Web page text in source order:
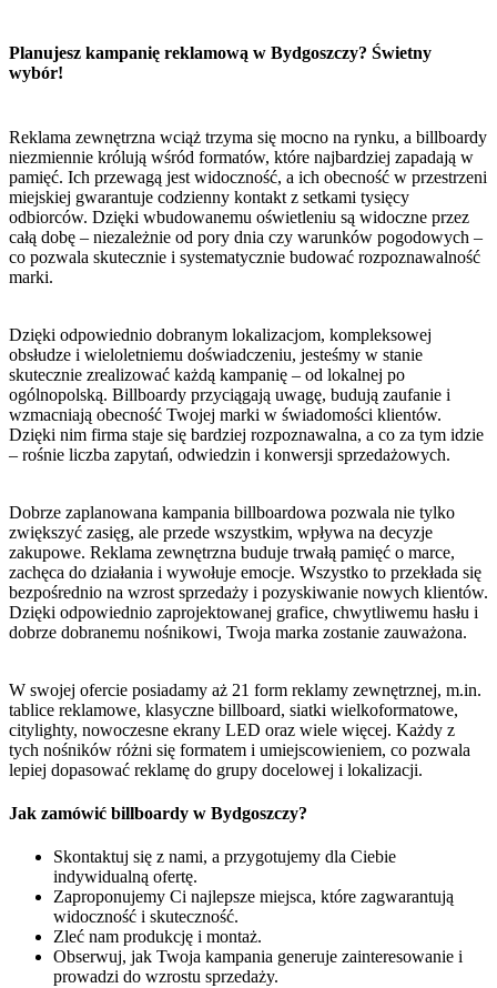
Planujesz kampanię reklamową w Bydgoszczy? Świetny
wybór!
Reklama zewnętrzna wciąż trzyma się mocno na rynku, a billboardy
niezmiennie królują wśród formatów, które najbardziej zapadają w
pamięć. Ich przewagą jest widoczność, a ich obecność w przestrzeni
miejskiej gwarantuje codzienny kontakt z setkami tysięcy
odbiorców. Dzięki wbudowanemu oświetleniu są widoczne przez
całą dobę – niezależnie od pory dnia czy warunków pogodowych –
co pozwala skutecznie i systematycznie budować rozpoznawalność
marki.
Dzięki odpowiednio dobranym lokalizacjom, kompleksowej
obsłudze i wieloletniemu doświadczeniu, jesteśmy w stanie
skutecznie zrealizować każdą kampanię – od lokalnej po
ogólnopolską. Billboardy przyciągają uwagę, budują zaufanie i
wzmacniają obecność Twojej marki w świadomości klientów.
Dzięki nim firma staje się bardziej rozpoznawalna, a co za tym idzie
– rośnie liczba zapytań, odwiedzin i konwersji sprzedażowych.
Dobrze zaplanowana kampania billboardowa pozwala nie tylko
zwiększyć zasięg, ale przede wszystkim, wpływa na decyzje
zakupowe. Reklama zewnętrzna buduje trwałą pamięć o marce,
zachęca do działania i wywołuje emocje. Wszystko to przekłada się
bezpośrednio na wzrost sprzedaży i pozyskiwanie nowych klientów.
Dzięki odpowiednio zaprojektowanej grafice, chwytliwemu hasłu i
dobrze dobranemu nośnikowi, Twoja marka zostanie zauważona.
W swojej ofercie posiadamy aż 21 form reklamy zewnętrznej, m.in.
tablice reklamowe, klasyczne billboard, siatki wielkoformatowe,
citylighty, nowoczesne ekrany LED oraz wiele więcej. Każdy z
tych nośników różni się formatem i umiejscowieniem, co pozwala
lepiej dopasować reklamę do grupy docelowej i lokalizacji.
Jak zamówić billboardy w Bydgoszczy?
Skontaktuj się z nami, a przygotujemy dla Ciebie
indywidualną ofertę.
Zaproponujemy Ci najlepsze miejsca, które zagwarantują
widoczność i skuteczność.
Zleć nam produkcję i montaż.
Obserwuj, jak Twoja kampania generuje zainteresowanie i
prowadzi do wzrostu sprzedaży.